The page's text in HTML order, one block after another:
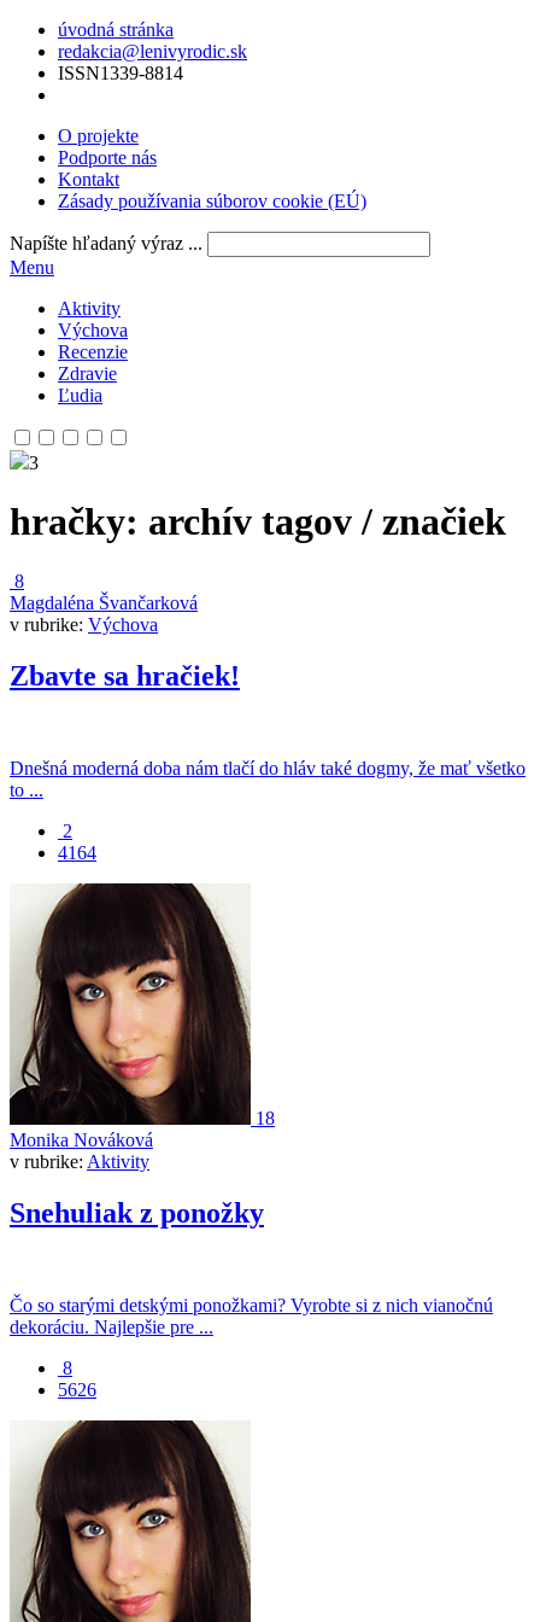
úvodná stránka
redakcia@lenivyrodic.sk
ISSN1339-8814
O projekte
Podporte nás
Kontakt
Zásady používania súborov cookie (EÚ)
Napíšte hľadaný výraz ...
Menu
Aktivity
Výchova
Recenzie
Zdravie
Ľudia
3
hračky: archív tagov / značiek
8
Magdaléna Švančarková
v rubrike: Výchova
Zbavte sa hračiek!
Dnešná moderná doba nám tlačí do hláv také dogmy, že mať všetko
to ...
2
4164
18
Monika Nováková
v rubrike: Aktivity
Snehuliak z ponožky
Čo so starými detskými ponožkami? Vyrobte si z nich vianočnú
dekoráciu. Najlepšie pre ...
8
5626